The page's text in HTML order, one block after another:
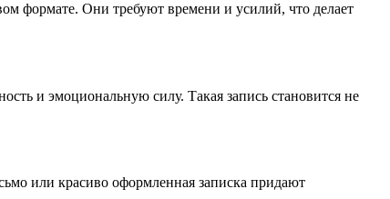
формате. Они требуют времени и усилий, что делает
и эмоциональную силу. Такая запись становится не
или красиво оформленная записка придают